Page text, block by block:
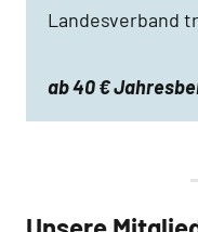
Landesverband
ab 40 €